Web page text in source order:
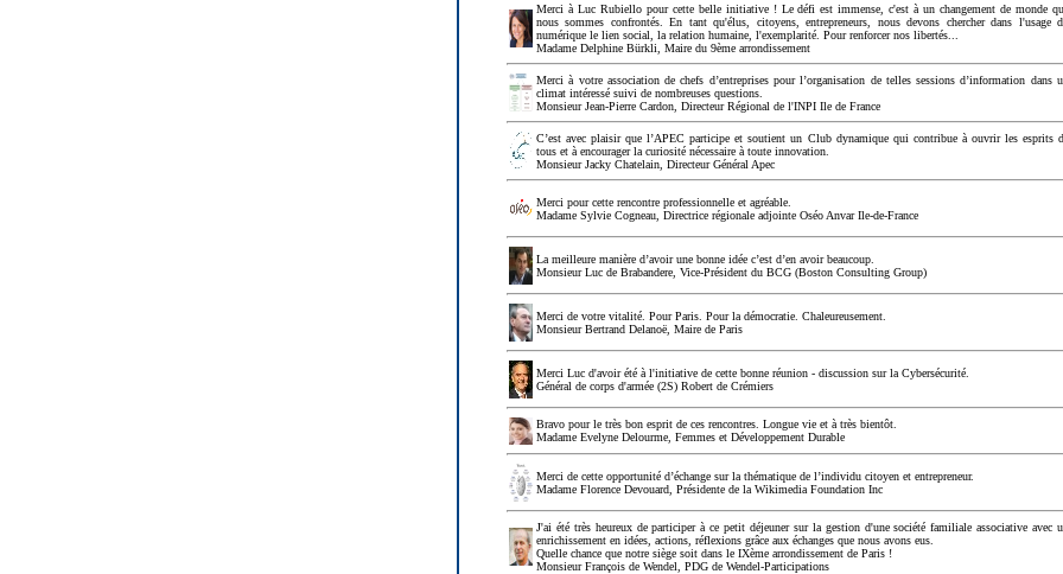
Merci à Luc Rubiello pour cette belle initiative ! Le défi est immense, c'est à un changement de monde
nous sommes confrontés. En tant qu'élus, citoyens, entrepreneurs, nous devons chercher dans l'usage
numérique le lien social, la relation humaine, l'exemplarité. Pour renforcer nos libertés...
Madame Delphine Bürkli, Maire du 9ème arrondissement
Merci à votre association de chefs d’entreprises pour l’organisation de telles sessions d’information dans
climat intéressé suivi de nombreuses questions.
Monsieur Jean-Pierre Cardon, Directeur Régional de l'INPI Ile de France
C’est avec plaisir que l’APEC participe et soutient un Club dynamique qui contribue à ouvrir les esprits
tous et à encourager la curiosité nécessaire à toute innovation.
Monsieur Jacky Chatelain, Directeur Général Apec
Merci pour cette rencontre professionnelle et agréable.
Madame Sylvie Cogneau, Directrice régionale adjointe Oséo Anvar Ile-de-France
La meilleure manière d’avoir une bonne idée c’est d’en avoir beaucoup.
Monsieur Luc de Brabandere, Vice-Président du BCG (Boston Consulting Group)
Merci de votre vitalité. Pour Paris. Pour la démocratie. Chaleureusement.
Monsieur Bertrand Delanoë, Maire de Paris
Merci Luc d'avoir été à l'initiative de cette bonne réunion - discussion sur la Cybersécurité.
Général de corps d'armée (2S) Robert de Crémiers
Bravo pour le très bon esprit de ces rencontres. Longue vie et à très bientôt.
Madame Evelyne Delourme, Femmes et Développement Durable
Merci de cette opportunité d’échange sur la thématique de l’individu citoyen et entrepreneur.
Madame Florence Devouard, Présidente de la Wikimedia Foundation Inc
J'ai été très heureux de participer à ce petit déjeuner sur la gestion d'une société familiale associative avec
enrichissement en idées, actions, réflexions grâce aux échanges que nous avons eus.
Quelle chance que notre siège soit dans le IXème arrondissement de Paris !
Monsieur François de Wendel, PDG de Wendel-Participations